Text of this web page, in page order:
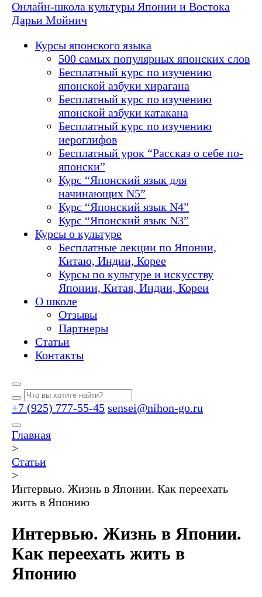
Онлайн-школа культуры Японии и Востока
Дарьи Мойнич
Курсы японского языка
500 самых популярных японских слов
Бесплатный курс по изучению
японской азбуки хирагана
Бесплатный курс по изучению
японской азбуки катакана
Бесплатный курс по изучению
иероглифов
Бесплатный урок “Рассказ о себе по-
японски”
Курс “Японский язык для
начинающих N5”
Курс “Японский язык N4”
Курс “Японский язык N3”
Курсы о культуре
Бесплатные лекции по Японии,
Китаю, Индии, Корее
Курсы по культуре и искусству
Японии, Китая, Индии, Кореи
О школе
Отзывы
Партнеры
Статьи
Контакты
+7 (925) 777-55-45 sensei@nihon-go.ru
Главная
>
Статьи
>
Интервью. Жизнь в Японии. Как переехать
жить в Японию
Интервью. Жизнь в Японии.
Как переехать жить в
Японию